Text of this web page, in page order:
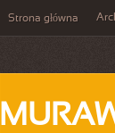
Strona główna